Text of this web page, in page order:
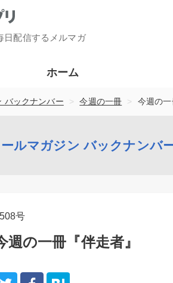
日配信するメルマガ
ホーム
バックナンバー > 今週の一冊 > 今週の一
ールマガジン バックナンバ
号
週の一冊『伴走者』